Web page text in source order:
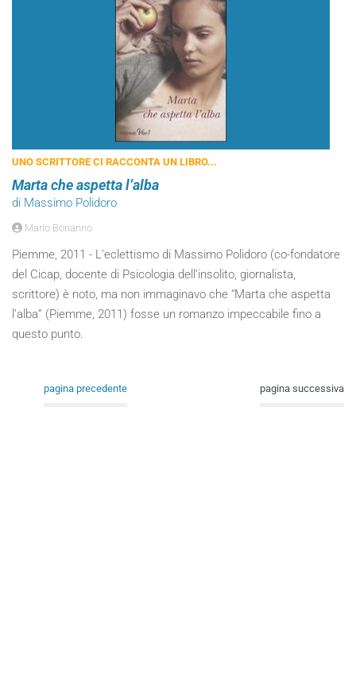
UNO SCRITTORE CI RACCONTA UN LIBRO...
Marta che aspetta l’alba
di Massimo Polidoro
Mario Bonanno
Piemme, 2011 - L’eclettismo di Massimo Polidoro (co-fondatore
del Cicap, docente di Psicologia dell’insolito, giornalista,
scrittore) è noto, ma non immaginavo che “Marta che aspetta
l’alba” (Piemme, 2011) fosse un romanzo impeccabile fino a
questo punto.
pagina precedente pagina successiva